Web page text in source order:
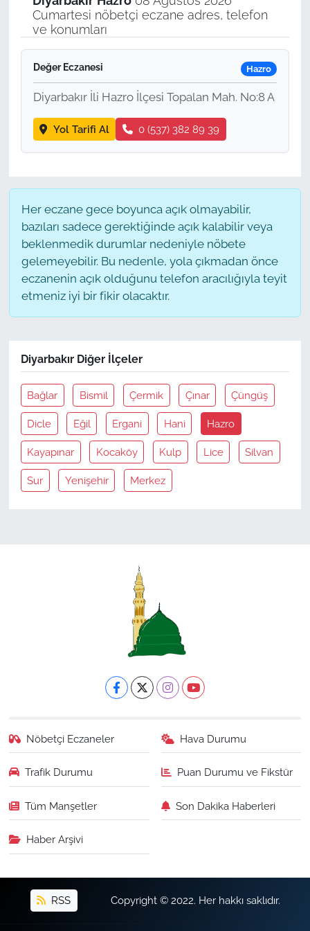
Cumartesi nöbetçi eczane adres, telefon
ve konumları
Değer Eczanesi Hazro
Diyarbakır İli Hazro İlçesi Topalan Mah. No:8 A
Yol Tarifi Al 0 (537) 382 89 39
Her eczane gece boyunca açık olmayabilir,
bazıları sadece gerektiğinde açık kalabilir veya
beklenmedik durumlar nedeniyle nöbete
gelemeyebilir. Bu nedenle, yola çıkmadan önce
eczanenin açık olduğunu telefon aracılığıyla teyit
etmeniz iyi bir fikir olacaktır.
Diyarbakır Diğer İlçeler
Bağlar Bismil Çermik Çınar Çüngüş
Dicle Eğil Ergani Hani Hazro
Kayapınar Kocaköy Kulp Lice Silvan
Sur Yenişehir Merkez
Nöbetçi Eczaneler Hava Durumu
Trafik Durumu Puan Durumu ve Fikstür
Tüm Manşetler Son Dakika Haberleri
Haber Arşivi
RSS Copyright © 2022. Her hakkı saklıdır.